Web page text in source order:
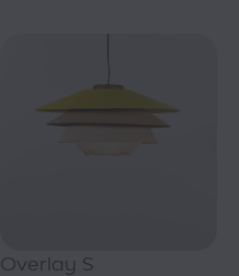
Overlay S